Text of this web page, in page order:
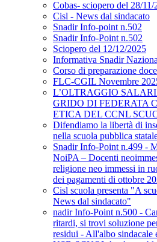
Cobas- sciopero del 28/11/
Cisl - News dal sindacato
Snadir Info-point n.502
Snadir Info-Point n.502
Sciopero del 12/12/2025
Informativa Snadir
Corso di preparazione
FLC-CGIL Novembre
L’OLTRAGGIO
GRIDO DI FEDERATA
ETICA DEL CCNL
Difendiamo la libertà di
nella scuola pubblica
Snadir Info-Point n.499 -
NoiPA – Docenti
religione neo immessi in
dei pagamenti di ottobre
Cisl scuola presenta "A
News dal sindacato"
nadir Info-Point n.500 -
ritardi, si trovi soluzione
residui - All'albo sindacale